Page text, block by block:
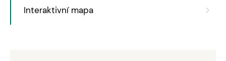
Interaktivní mapa